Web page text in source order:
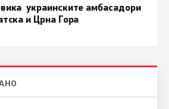
украинските амбасадори
и Црна Гора